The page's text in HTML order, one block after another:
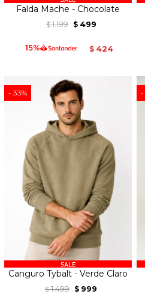
Falda Mache - Chocolate
$ 1.199 $ 499
$ 424
33
Canguro Tybalt - Verde Claro
$ 1.499 $ 999